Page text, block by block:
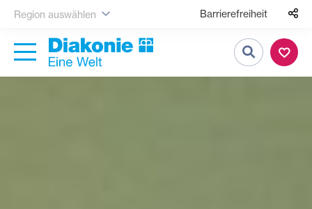
Region auswählen Barrierefreiheit
Suche